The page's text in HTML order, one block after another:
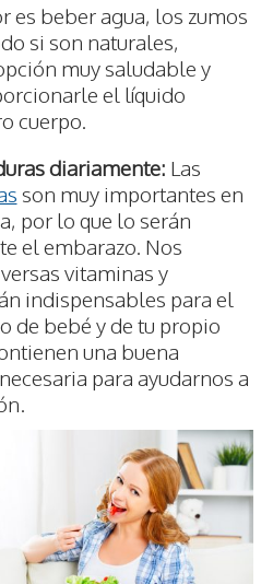
es beber agua, los zumos
si son naturales,
muy saludable y
el líquido
cuerpo.
diariamente: Las
son muy importantes en
por lo que lo serán
el embarazo. Nos
vitaminas y
indispensables para el
de bebé y de tu propio
una buena
para ayudarnos a